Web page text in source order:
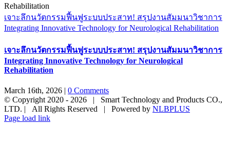
เจาะลึกนวัตกรรมฟื้นฟูระบบประสาท! สรุปงานสัมมนาวิชาการ
Integrating Innovative Technology for Neurological Rehabilitation
เจาะลึกนวัตกรรมฟื้นฟูระบบประสาท! สรุปงานสัมมนาวิชาการ
Integrating Innovative Technology for Neurological
Rehabilitation
March 16th, 2026 | 0 Comments
© Copyright 2020 - 2026 | Smart Technology and Products CO.,
LTD. | All Rights Reserved | Powered by NLBPLUS
Page load link